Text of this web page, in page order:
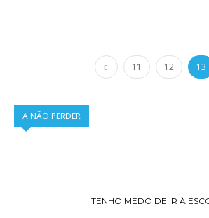
11 12 13
A NÃO PERDER
TENHO MEDO DE IR À